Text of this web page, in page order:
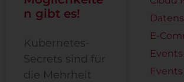
n gibt es!
Kubernetes-
Secrets sind für
die Mehrheit
E-
Events
Events